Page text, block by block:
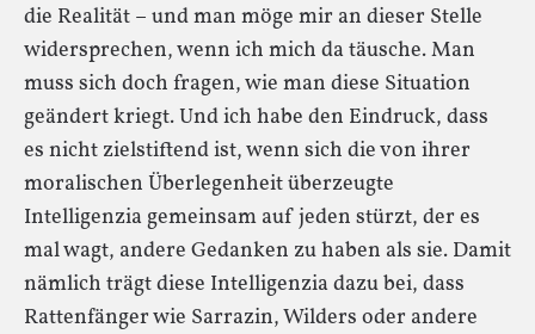
die Realität – und man möge mir an dieser Stelle
widersprechen, wenn ich mich da täusche. Man
muss sich doch fragen, wie man diese Situation
geändert kriegt. Und ich habe den Eindruck, dass
es nicht zielstiftend ist, wenn sich die von ihrer
moralischen Überlegenheit überzeugte
Intelligenzia gemeinsam auf jeden stürzt, der es
mal wagt, andere Gedanken zu haben als sie. Damit
nämlich trägt diese Intelligenzia dazu bei, dass
Rattenfänger wie Sarrazin, Wilders oder andere